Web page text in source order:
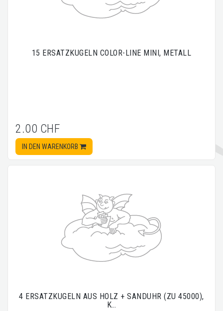
15 ERSATZKUGELN COLOR-LINE MINI, METALL
2.00 CHF
IN DEN WARENKORB
4 ERSATZKUGELN AUS HOLZ + SANDUHR (ZU 45000),
K…